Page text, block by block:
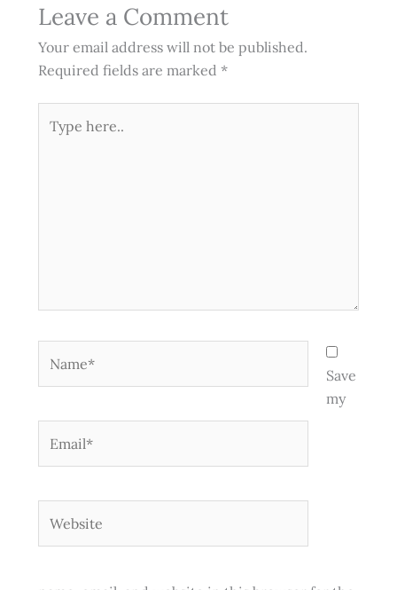
Leave a Comment
Your email address will not be published.
Required fields are marked *
here..
Save
my